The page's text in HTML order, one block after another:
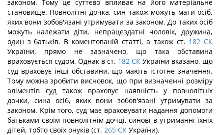
законом. Тому це суттєво впливає на його матеріальне
становище. Повнолітні дочка, син також можуть мати осіб,
яких вони зобов'язані утримувати за законом. До таких осіб
можуть належати діти, непрацездатні чоловік, дружина,
один з батьків. В коментованій статті, а також ст. 182 СК
України, прямо не зазначено, що така обставина
враховується судом. Однак в ст. 182 СК України вказано, що
суд враховує інші обставини, що мають істотне значення.
Тому можна зробити висновок, що при визначенні розміру
аліментів суд також враховує наявність у повнолітніх
дочки, сина осіб, яких вони зобов'язані утримувати за
законом. Крім того, суд має враховувати надання допомоги
батьками своїм повнолітнім дочці, синові в утриманні їхніх
дітей, тобто своїх онуків (ст. 265 СК України).